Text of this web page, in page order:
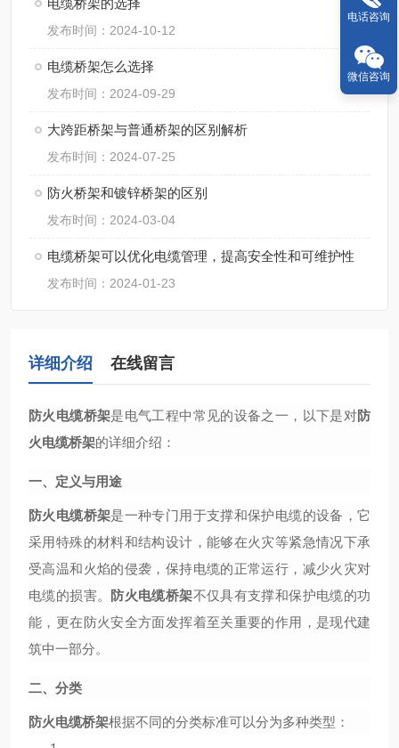
电缆桥架的选择
发布时间：2024-10-12
电缆桥架怎么选择
发布时间：2024-09-29
大跨距桥架与普通桥架的区别解析
发布时间：2024-07-25
防火桥架和镀锌桥架的区别
发布时间：2024-03-04
电缆桥架可以优化电缆管理，提高安全性和可维护性
发布时间：2024-01-23
详细介绍 在线留言
防火电缆桥架是电气工程中常见的设备之一，以下是对防
火电缆桥架的详细介绍：
一、定义与用途
防火电缆桥架是一种专门用于支撑和保护电缆的设备，它
采用特殊的材料和结构设计，能够在火灾等紧急情况下承
受高温和火焰的侵袭，保持电缆的正常运行，减少火灾对
电缆的损害。
防火电缆桥架不仅具有支撑和保护电缆的功
能，更在防火安全方面发挥着至关重要的作用，是现代建
筑中一部分。
二、分类
防火电缆桥架根据不同的分类标准可以分为多种类型：
电话咨询
微信咨询